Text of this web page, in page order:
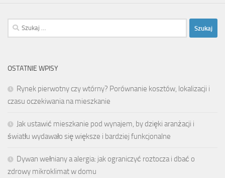
Szukaj:
OSTATNIE WPISY
Rynek pierwotny czy wtórny? Porównanie kosztów, lokalizacji i
czasu oczekiwania na mieszkanie
Jak ustawić mieszkanie pod wynajem, by dzięki aranżacji i
światłu wydawało się większe i bardziej funkcjonalne
Dywan wełniany a alergia: jak ograniczyć roztocza i dbać o
zdrowy mikroklimat w domu